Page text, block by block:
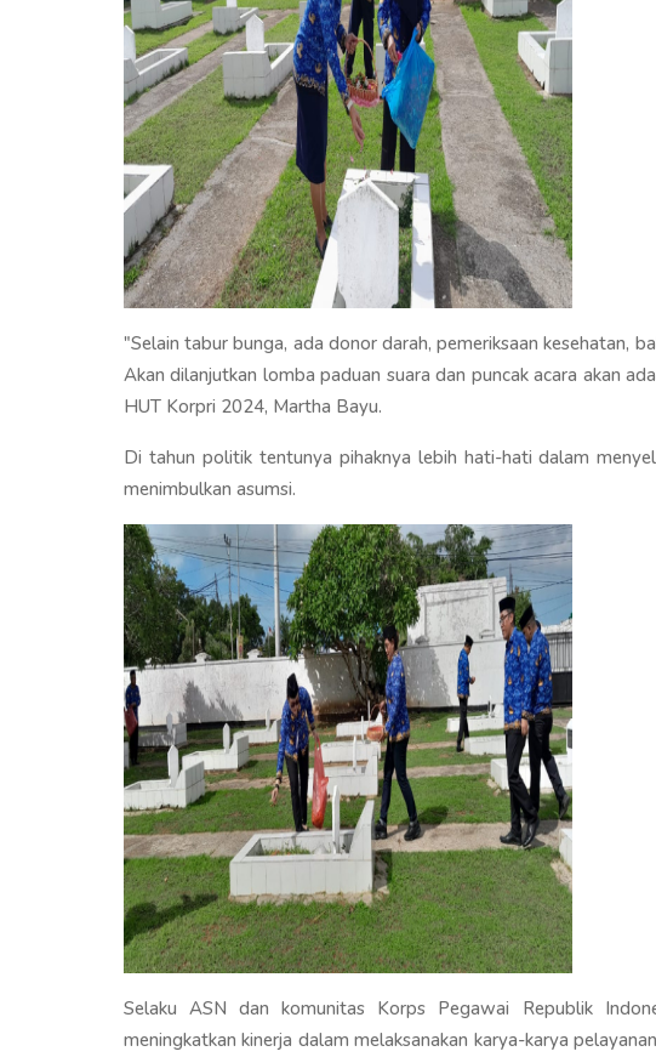
"Selain tabur bunga, ada donor darah, pemeriksaan kesehatan,
Akan dilanjutkan lomba paduan suara dan puncak acara akan
HUT Korpri 2024, Martha Bayu.
Di tahun politik tentunya pihaknya lebih hati-hati dalam
menimbulkan asumsi.
Selaku ASN dan komunitas Korps Pegawai Republik
meningkatkan kinerja dalam melaksanakan karya-karya